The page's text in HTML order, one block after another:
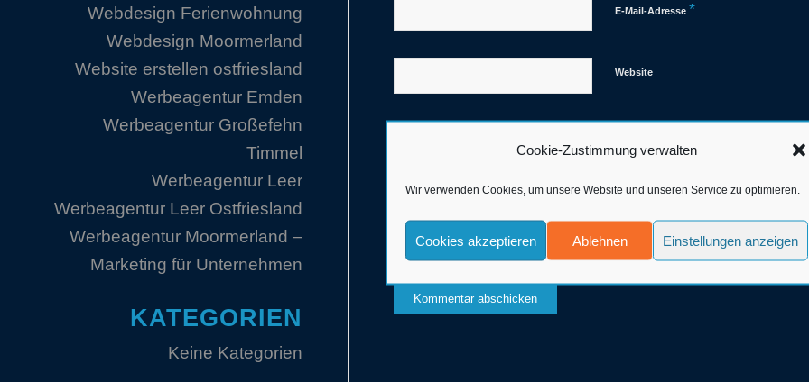
Cookie-Zustimmung verwalten
Wir verwenden Cookies, um unsere Website und unseren Service zu optimieren.
Cookies akzeptieren Ablehnen Einstellungen anzeigen
E-Mail-Adresse *
Website
Webdesign Ferienwohnung
Webdesign Moormerland
Website erstellen ostfriesland
Werbeagentur Emden
Werbeagentur Großefehn
Timmel
Werbeagentur Leer
Werbeagentur Leer Ostfriesland
Werbeagentur Moormerland –
Marketing für Unternehmen
KATEGORIEN
Keine Kategorien